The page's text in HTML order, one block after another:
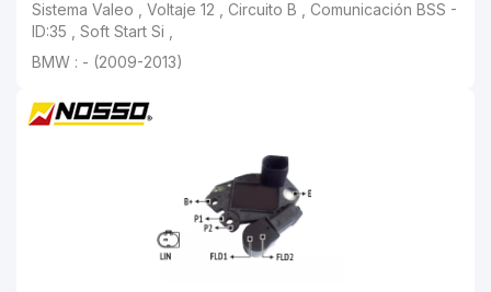
Sistema Valeo , Voltaje 12 , Circuito B , Comunicación BSS -
ID:35 , Soft Start Si ,
BMW : - (2009-2013)